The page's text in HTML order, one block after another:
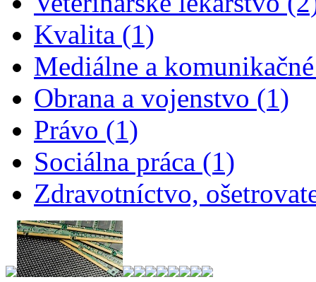
Kvalita (1)
Mediálne a
Obrana a vojenstvo (1)
Právo (1)
Sociálna práca (1)
Zdravotníctvo,